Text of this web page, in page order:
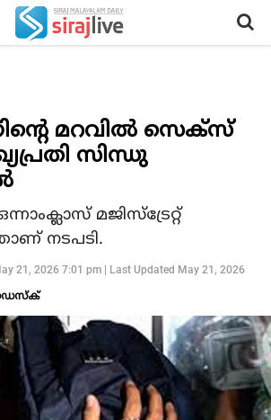
മറവില്‍ സെക്സ്
സിന്ധു
മജിസ്ട്രേറ്റ്
നടപടി.
21, 2026 7:01 pm| Last Updated May 21, 2026